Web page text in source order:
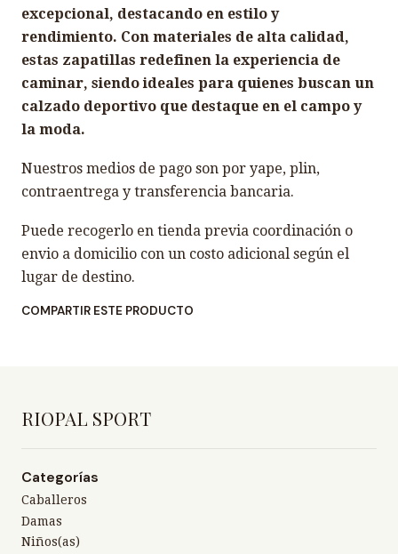
excepcional, destacando en estilo y
rendimiento. Con materiales de alta calidad,
estas zapatillas redefinen la experiencia de
caminar, siendo ideales para quienes buscan un
calzado deportivo que destaque en el campo y
la moda.
Nuestros medios de pago son por yape, plin,
contraentrega y transferencia bancaria.
Puede recogerlo en tienda previa coordinación o
envio a domicilio con un costo adicional según el
lugar de destino.
COMPARTIR ESTE PRODUCTO
RIOPAL SPORT
Categorías
Caballeros
Damas
Niños(as)